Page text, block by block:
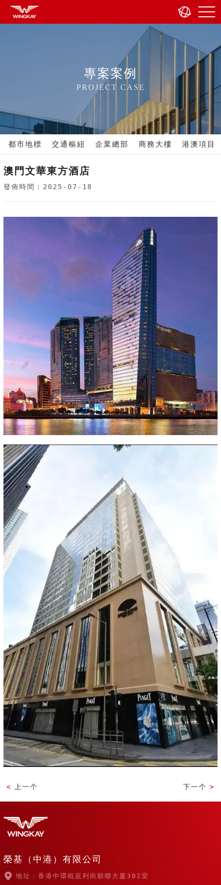
專案案例
PROJECT CASE
都市地標 交通樞紐 企業總部 商務大樓 港澳項目
澳門文華東方酒店
發佈時間：2025-07-18
< 上一个 下一个 >
榮基（中港）有限公司
地址：香港中環租庇利街順聯大廈302室